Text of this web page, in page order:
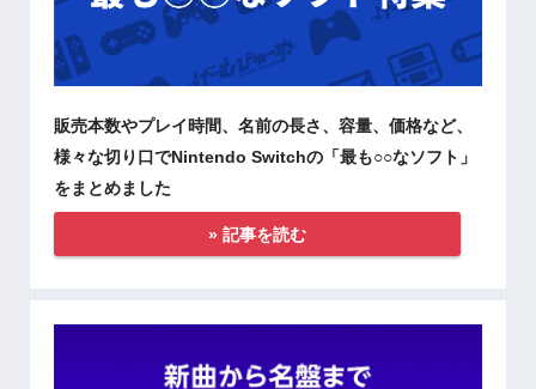
販売本数やプレイ時間、名前の長さ、容量、価格など、
様々な切り口でNintendo Switchの「最も○○なソフト」
をまとめました
» 記事を読む